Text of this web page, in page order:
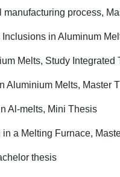
process,
in Aluminum
Melts, Study Integrated
Aluminium Melts, Master
Al-melts, Mini Thesis
a Melting Furnace,
thesis